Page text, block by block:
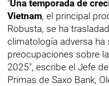
"Una temporada de
Vietnam, el principal
Robusta, se ha
climatología adversa ha
preocupaciones sobre
2025", escribe el Jefe
Primas de Saxo Bank,